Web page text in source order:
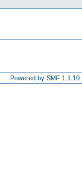
Powered by SMF 1.1.10